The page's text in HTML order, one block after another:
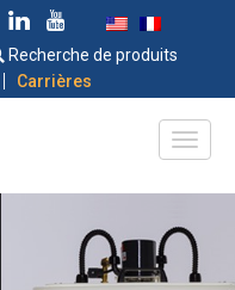
Recherche de produits
| Carrières